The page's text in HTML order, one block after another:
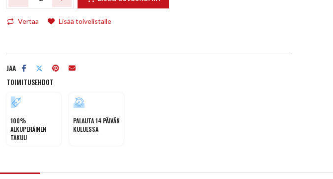
Vertaa Lisää toivelistalle
JAA
TOIMITUSEHDOT
100%
ALKUPERÄINEN
TAKUU
PALAUTA 14 PÄIVÄN
KULUESSA